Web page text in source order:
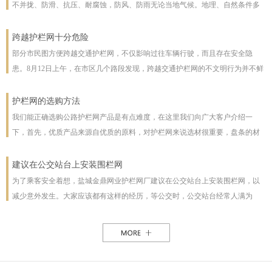
不并拢、防滑、抗压、耐腐蚀，防风、防雨无论当地气候。地理、自然条件多
受压力也不至发生松动变形现象。该产品防腐蚀性能好，有极强的防腐抗氧化
等特点，具有一般钢丝网都不具备的优点。克服了电焊网焊接点易开焊脱落的
缺点，一次安装永不松动，是保护草牧场、林场、高速公路和生态环境的最佳
跨越护栏网十分危险
部分市民图方便跨越交通护栏网，不仅影响过往车辆行驶，而且存在安全隐
患。8月12日上午，在市区几个路段发现，跨越交通护栏网的不文明行为并不鲜
护栏网，东西过往的车辆从其身旁疾驰而过;10时30分，两女一男由南向北跨越
交通护栏网;10时32分，两名女子在七一路北侧躲过3辆由东向西行驶的车辆，向
南跨越交通护栏网，护栏网南侧由西向东行驶的车辆急速行驶，两人在等待约1
一名志愿者称，据她观察，从7时30分至10时30分，约有30人在该路段跨越交通
护栏网的选购方法
我们能正确选购公路护栏网产品是有点难度，在这里我们向广大客户介绍一
下，首先，优质产品来源自优质的原料，对护栏网来说选材很重要，盘条的材
以下，我们为客户做了如下分析：1、护栏网网片质量，网片是由不同规格的盘
条（铁丝）焊接而成的，盘条的直径与强度直接影响到网片的质量，在选丝方
面应选择是由正规厂家生产的优质盘条拉出来的成品铁丝；其次是网片的焊接
能力，通常好的网片是每一个焊接或编制点都能够很好的连接。正规护栏网生
产厂，都是采用全自动焊接机来生产的，而一起小厂则采用手工焊接，通常质
建议在公交站台上安装围栏网
为了乘客安全着想，盐城金鼎网业护栏网厂建议在公交站台上安装围栏网，以
减少意外发生。大家应该都有这样的经历，等公交时，公交站台经常人满为
路线图朝的是非机动车道，便于观看，乘客不得不走下站台，而且上车下车都
是人挤人，这些情况均增加了乘客的危险性，如果在站台旁安装了围栏网，那